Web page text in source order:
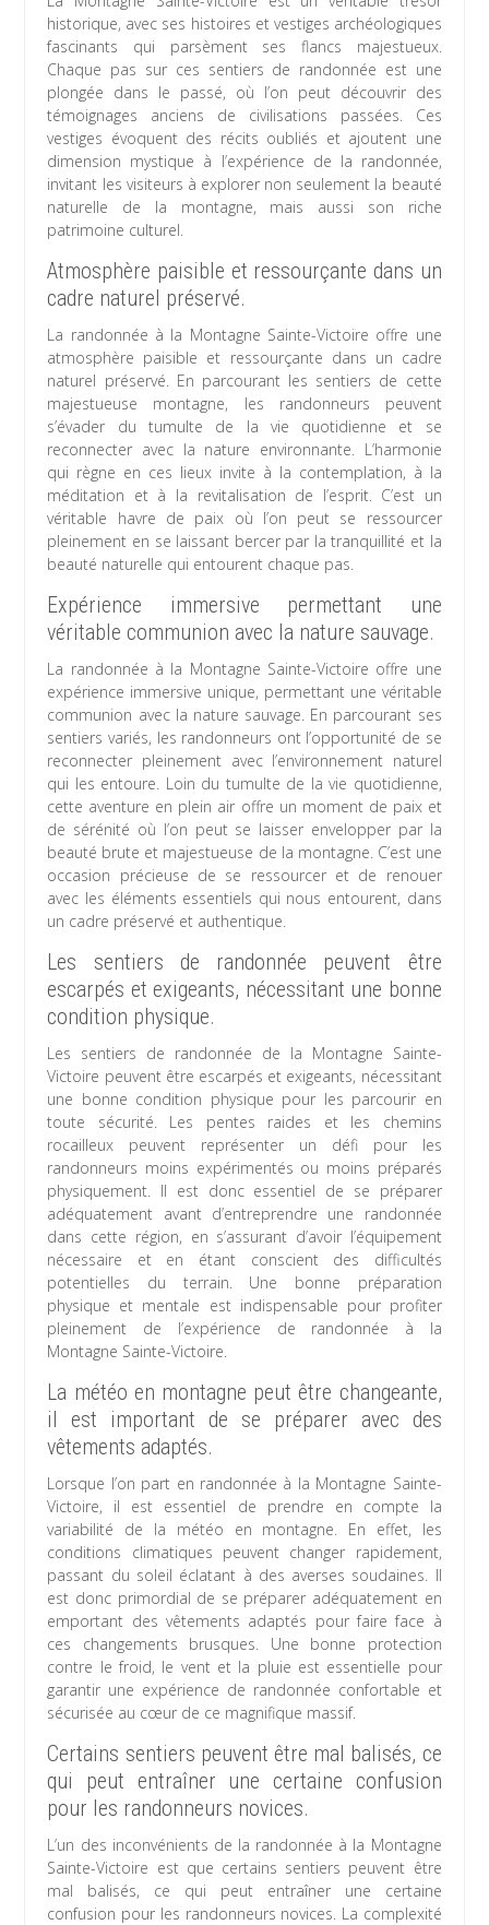
historique, avec ses histoires et vestiges archéologiques
fascinants qui parsèment ses flancs majestueux.
Chaque pas sur ces sentiers de randonnée est une
plongée dans le passé, où l’on peut découvrir des
témoignages anciens de civilisations passées. Ces
vestiges évoquent des récits oubliés et ajoutent une
dimension mystique à l’expérience de la randonnée,
invitant les visiteurs à explorer non seulement la beauté
naturelle de la montagne, mais aussi son riche
patrimoine culturel.
Atmosphère paisible et ressourçante dans un
cadre naturel préservé.
La randonnée à la Montagne Sainte-Victoire offre une
atmosphère paisible et ressourçante dans un cadre
naturel préservé. En parcourant les sentiers de cette
majestueuse montagne, les randonneurs peuvent
s’évader du tumulte de la vie quotidienne et se
reconnecter avec la nature environnante. L’harmonie
qui règne en ces lieux invite à la contemplation, à la
méditation et à la revitalisation de l’esprit. C’est un
véritable havre de paix où l’on peut se ressourcer
pleinement en se laissant bercer par la tranquillité et la
beauté naturelle qui entourent chaque pas.
Expérience immersive permettant une
véritable communion avec la nature sauvage.
La randonnée à la Montagne Sainte-Victoire offre une
expérience immersive unique, permettant une véritable
communion avec la nature sauvage. En parcourant ses
sentiers variés, les randonneurs ont l’opportunité de se
reconnecter pleinement avec l’environnement naturel
qui les entoure. Loin du tumulte de la vie quotidienne,
cette aventure en plein air offre un moment de paix et
de sérénité où l’on peut se laisser envelopper par la
beauté brute et majestueuse de la montagne. C’est une
occasion précieuse de se ressourcer et de renouer
avec les éléments essentiels qui nous entourent, dans
un cadre préservé et authentique.
Les sentiers de randonnée peuvent être
escarpés et exigeants, nécessitant une bonne
condition physique.
Les sentiers de randonnée de la Montagne Sainte-
Victoire peuvent être escarpés et exigeants, nécessitant
une bonne condition physique pour les parcourir en
toute sécurité. Les pentes raides et les chemins
rocailleux peuvent représenter un défi pour les
randonneurs moins expérimentés ou moins préparés
physiquement. Il est donc essentiel de se préparer
adéquatement avant d’entreprendre une randonnée
dans cette région, en s’assurant d’avoir l’équipement
nécessaire et en étant conscient des difficultés
potentielles du terrain. Une bonne préparation
physique et mentale est indispensable pour profiter
pleinement de l’expérience de randonnée à la
Montagne Sainte-Victoire.
La météo en montagne peut être changeante,
il est important de se préparer avec des
vêtements adaptés.
Lorsque l’on part en randonnée à la Montagne Sainte-
Victoire, il est essentiel de prendre en compte la
variabilité de la météo en montagne. En effet, les
conditions climatiques peuvent changer rapidement,
passant du soleil éclatant à des averses soudaines. Il
est donc primordial de se préparer adéquatement en
emportant des vêtements adaptés pour faire face à
ces changements brusques. Une bonne protection
contre le froid, le vent et la pluie est essentielle pour
garantir une expérience de randonnée confortable et
sécurisée au cœur de ce magnifique massif.
Certains sentiers peuvent être mal balisés, ce
qui peut entraîner une certaine confusion
pour les randonneurs novices.
L’un des inconvénients de la randonnée à la Montagne
Sainte-Victoire est que certains sentiers peuvent être
mal balisés, ce qui peut entraîner une certaine
confusion pour les randonneurs novices. La complexité